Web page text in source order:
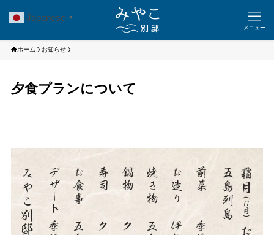
メニュー
ホーム お知らせ
夕食プランについて
Japanese ▼